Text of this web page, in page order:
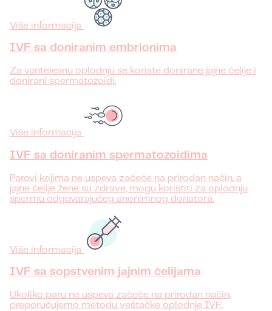
Više informacija
IVF sa doniranim embrionima
Za vantelesnu oplodnju se koriste donirane jajne ćelije i
donirani spermatozoidi.
Više informacija
IVF sa doniranim spermatozoidima
Parovi kojima ne uspeva začeće na prirodan način, a
jajne ćelije žene su zdrave, mogu koristiti za oplodnju
spermu odgovarajućeg anonimnog donatora.
Više informacija
IVF sa sopstvenim jajnim ćelijama
Ukoliko paru ne uspeva začeće na prirodan način,
preporučujemo metodu veštačke oplodnje IVF.